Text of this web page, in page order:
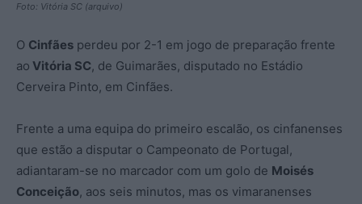
Foto: Vitória SC (arquivo)
O Cinfães perdeu por 2-1 em jogo de preparação frente
ao Vitória SC, de Guimarães, disputado no Estádio
Cerveira Pinto, em Cinfães.
Frente a uma equipa do primeiro escalão, os cinfanenses
que estão a disputar o Campeonato de Portugal,
adiantaram-se no marcador com um golo de Moisés
Conceição, aos seis minutos, mas os vimaranenses